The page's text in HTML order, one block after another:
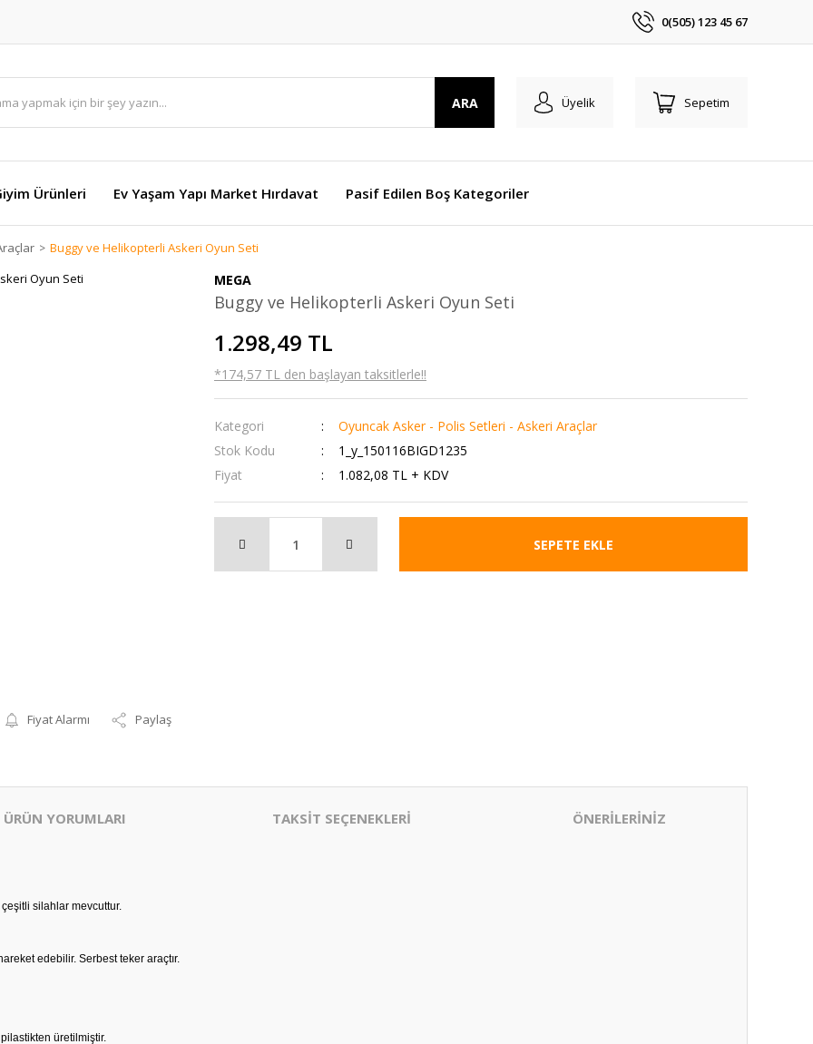
0(505) 123 45 67
ARA Üyelik Sepetim
Ürünleri Ev Yaşam Yapı Market Hırdavat Pasif Edilen Boş Kategoriler
Buggy ve Helikopterli Askeri Oyun Seti
Fiyat Alarmı Paylaş
MEGA
Buggy ve Helikopterli Askeri Oyun Seti
1.298,49 TL
*174,57 TL den başlayan taksitlerle!!
Kategori
Oyuncak Asker - Polis Setleri - Askeri Araçlar
Stok Kodu
1_y_150116BIGD1235
Fiyat
1.082,08 TL + KDV
SEPETE EKLE
ÜRÜN YORUMLARI TAKSİT SEÇENEKLERİ ÖNERİLERİNİZ
silahlar mevcuttur.
edebilir. Serbest teker araçtır.
üretilmiştir.